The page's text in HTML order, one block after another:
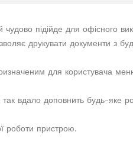
підійде для офісного
друкувати документи з
для користувача
вдало доповнить будь-яке
роботи пристрою.